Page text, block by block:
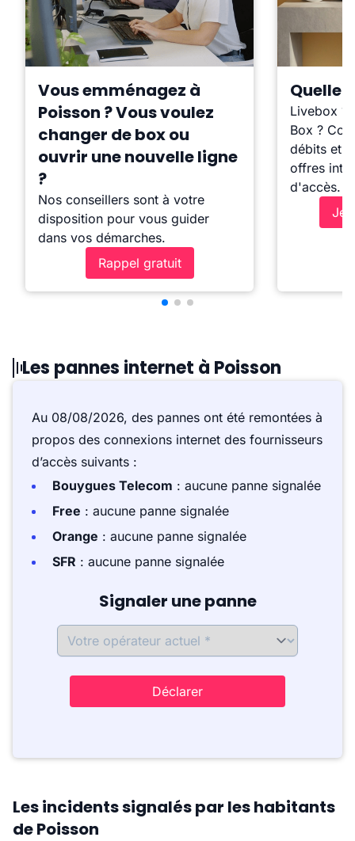
Vous emménagez à
Poisson ? Vous voulez
changer de box ou
ouvrir une nouvelle ligne
?
Nos conseillers sont à votre
disposition pour vous guider
dans vos démarches.
Rappel gratuit
Quelle
Livebox ?
Box ?
débits et
offres
d'accès.
Je
Les pannes internet à Poisson
Au 08/08/2026, des pannes ont été remontées à
propos des connexions internet des fournisseurs
d’accès suivants :
Bouygues Telecom : aucune panne signalée
Free : aucune panne signalée
Orange : aucune panne signalée
SFR : aucune panne signalée
Signaler une panne
Déclarer
Les incidents signalés par les habitants
de Poisson